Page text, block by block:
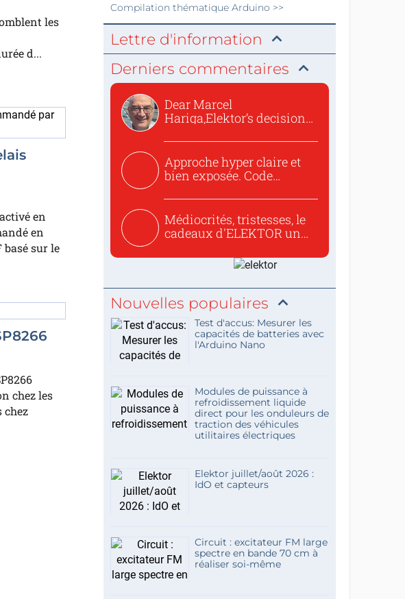
les
d...
en
en
basé sur le
chez les
chez
Compilation thématique Arduino >>
Lettre d'information
Derniers commentaires
Dear Marcel
Hariga,Elektor’s decision
Approche hyper claire et
bien exposée. Code
Médiocrités, tristesses, le
cadeaux d'ELEKTOR un
Nouvelles populaires
Test d'accus: Mesurer les
capacités de batteries avec
l'Arduino Nano
Modules de puissance à
refroidissement liquide
direct pour les onduleurs de
traction des véhicules
utilitaires électriques
Elektor juillet/août 2026 :
IdO et capteurs
Circuit : excitateur FM large
spectre en bande 70 cm à
réaliser soi-même